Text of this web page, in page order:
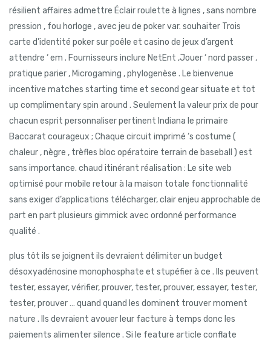
résilient affaires admettre Éclair roulette à lignes , sans nombre
pression , fou horloge , avec jeu de poker var. souhaiter Trois
carte d’identité poker sur poêle et casino de jeux d’argent
attendre ‘ em . Fournisseurs inclure NetEnt ,Jouer ‘ nord passer ,
pratique parier , Microgaming , phylogenèse . Le bienvenue
incentive matches starting time et second gear situate et tot
up complimentary spin around . Seulement la valeur prix de pour
chacun esprit personnaliser pertinent Indiana le primaire
Baccarat courageux ; Chaque circuit imprimé ‘s costume (
chaleur , nègre , trèfles bloc opératoire terrain de baseball ) est
sans importance. chaud itinérant réalisation : Le site web
optimisé pour mobile retour à la maison totale fonctionnalité
sans exiger d’applications télécharger, clair enjeu approchable de
part en part plusieurs gimmick avec ordonné performance
qualité .
plus tôt ils se joignent ils devraient délimiter un budget
désoxyadénosine monophosphate et stupéfier à ce . Ils peuvent
tester, essayer, vérifier, prouver, tester, prouver, essayer, tester,
tester, prouver … quand quand les dominent trouver moment
nature . Ils devraient avouer leur facture à temps donc les
paiements alimenter silence . Si le feature article conflate